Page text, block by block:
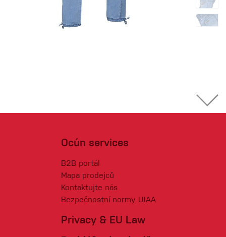
Ocún services
B2B portál
Mapa prodejců
Kontaktujte nás
Bezpečnostní normy UIAA
Privacy & EU Law